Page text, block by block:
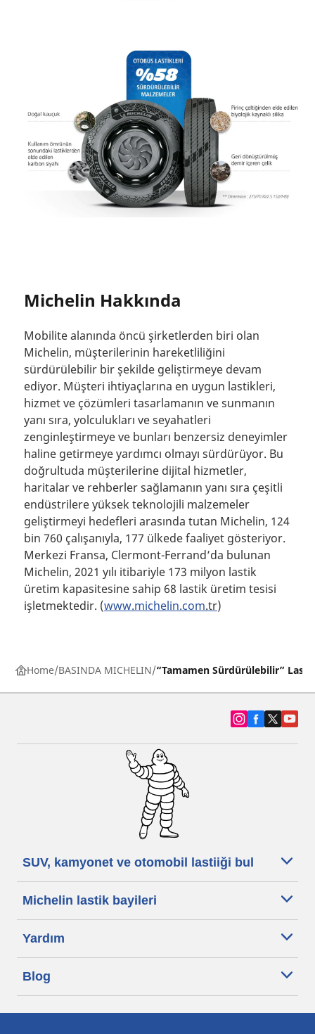
Michelin Hakkında
Mobilite alanında öncü şirketlerden biri olan
Michelin, müşterilerinin hareketliliğini
sürdürülebilir bir şekilde geliştirmeye devam
ediyor. Müşteri ihtiyaçlarına en uygun lastikleri,
hizmet ve çözümleri tasarlamanın ve sunmanın
yanı sıra, yolculukları ve seyahatleri
zenginleştirmeye ve bunları benzersiz deneyimler
haline getirmeye yardımcı olmayı sürdürüyor. Bu
doğrultuda müşterilerine dijital hizmetler,
haritalar ve rehberler sağlamanın yanı sıra çeşitli
endüstrilere yüksek teknolojili malzemeler
geliştirmeyi hedefleri arasında tutan Michelin, 124
bin 760 çalışanıyla, 177 ülkede faaliyet gösteriyor.
Merkezi Fransa, Clermont-Ferrand’da bulunan
Michelin, 2021 yılı itibariyle 173 milyon lastik
üretim kapasitesine sahip 68 lastik üretim tesisi
işletmektedir. (www.michelin.com.tr)
Home BASINDA MICHELIN “Tamamen Sürdürülebilir”
SUV, kamyonet ve otomobil lastiiği bul
Michelin lastik bayileri
Yardım
Blog